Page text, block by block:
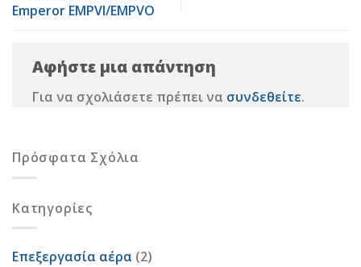
Emperor EMPVI/EMPVO
Αφήστε μια απάντηση
Για να σχολιάσετε πρέπει να συνδεθείτε.
Πρόσφατα Σχόλια
Kατηγορίες
Επεξεργασία αέρα (2)